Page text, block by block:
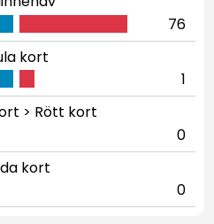
76
kort
1
> Rött kort
0
kort
0